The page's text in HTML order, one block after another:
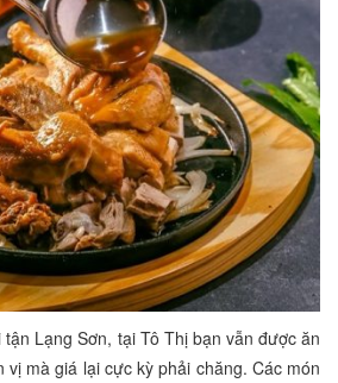
Lạng Sơn, tại Tô Thị bạn vẫn được ăn
vị mà giá lại cực kỳ phải chăng. Các món